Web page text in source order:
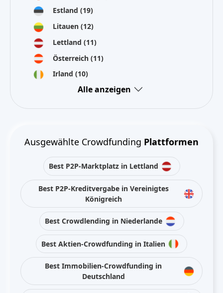
Estland (19)
Litauen (12)
Lettland (11)
Österreich (11)
Irland (10)
Alle anzeigen
Ausgewählte Crowdfunding Plattformen
Best P2P-Marktplatz in Lettland
Best P2P-Kreditvergabe in Vereinigtes
Königreich
Best Crowdlending in Niederlande
Best Aktien-Crowdfunding in Italien
Best Immobilien-Crowdfunding in
Deutschland